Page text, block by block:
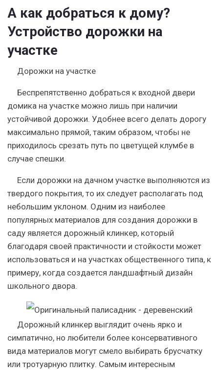
А как добраться к дому?
Устройство дорожки на
участке
Дорожки на участке
Беспрепятственно добраться к входной двери
домика на участке можно лишь при наличии
устойчивой дорожки. Удобнее всего делать дорогу
максимально прямой, таким образом, чтобы не
приходилось срезать путь по цветущей клумбе в
случае спешки.
Если дорожки на дачном участке выполняются из
твердого покрытия, то их следует располагать под
небольшим уклоном. Одним из наиболее
популярных материалов для создания дорожки в
саду является дорожный клинкер, который
благодаря своей практичности и стойкости может
использоваться и на участках общественного типа, к
примеру, когда создается ландшафтный дизайн
школьного двора.
Дорожный клинкер выглядит очень ярко и
симпатично, но любители более консервативного
вида материалов могут смело выбирать брусчатку
или тротуарную плитку. Самым интересным